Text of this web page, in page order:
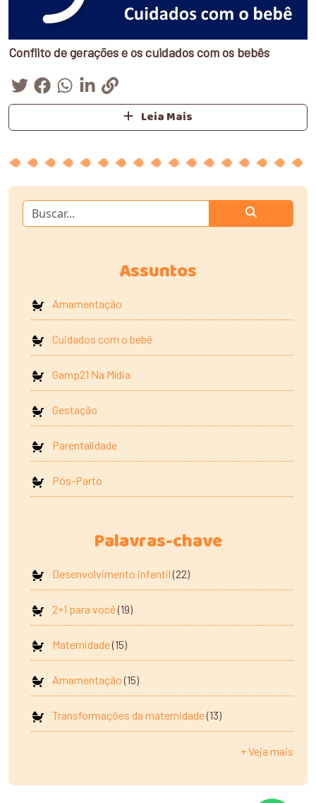
Conflito de gerações e os cuidados com os bebês
Leia Mais
Assuntos
Amamentação
Cuidados com o bebê
Gamp21 Na Mídia
Gestação
Parentalidade
Pós-Parto
Palavras-chave
Desenvolvimento infantil(22)
2+1 para você(19)
Maternidade(15)
Amamentação(15)
Transformações da maternidade(13)
+ Veja mais